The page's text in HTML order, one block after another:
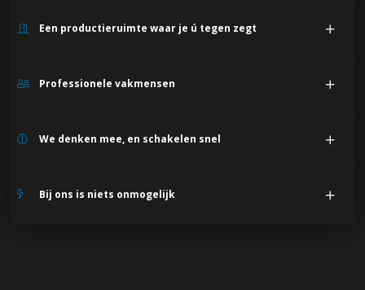
Een productieruimte waar je ú tegen zegt
Professionele vakmensen
We denken mee, en schakelen snel
Bij ons is niets onmogelijk